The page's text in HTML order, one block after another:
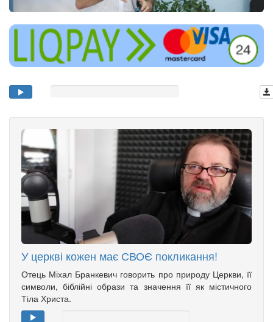
У церкві кожен має СВОЄ покликання!
Отець Міхал Бранкевич говорить про природу Церкви, її
символи, біблійні образи та значення її як містичного
Тіла Христа.